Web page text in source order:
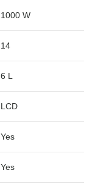
1000 W
14
6 L
LCD
Yes
Yes